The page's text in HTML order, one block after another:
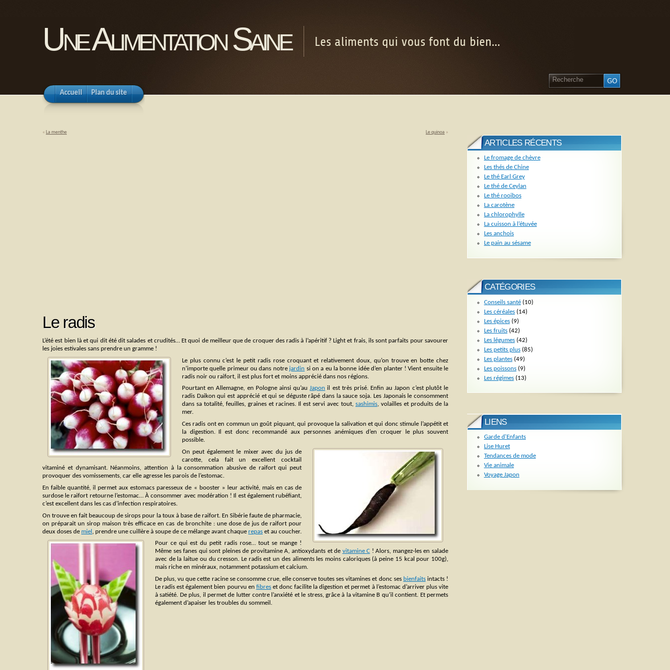
Une Alimentation Saine Les aliments qui vous font du bien…
Accueil Plan du site
« La menthe Le quinoa »
Le radis
L’été est bien là et qui dit été dit salades et crudités… Et quoi de meilleur que de croquer des radis à l’apéritif ? Light et frais, ils sont parfaits pour savourer
les joies estivales sans prendre un gramme !
Le plus connu c’est le petit radis rose croquant et relativement doux, qu’on trouve en botte chez
n’importe quelle primeur ou dans notre jardin si on a eu la bonne idée d’en planter ! Vient ensuite le
radis noir ou raifort, il est plus fort et moins apprécié dans nos régions.
Pourtant en Allemagne, en Pologne ainsi qu’auJapon il est très prisé. Enfin au Japon c’est plutôt le
radis Daikon qui est apprécié et qui se déguste râpé dans la sauce soja. Les Japonais le consomment
dans sa totalité, feuilles, graines et racines. Il est servi avec tout, sashimis, volailles et produits de la
mer.
Ces radis ont en commun un goût piquant, qui provoque la salivation et qui donc stimule l’appétit et
la digestion. Il est donc recommandé aux personnes anémiques d’en croquer le plus souvent
possible.
On peut également le mixer avec du jus de
carotte, cela fait un excellent cocktail
vitaminé et dynamisant. Néanmoins, attention à la consommation abusive de raifort qui peut
provoquer des vomissements, car elle agresse les parois de l’estomac.
En faible quantité, il permet aux estomacs paresseux de « booster » leur activité, mais en cas de
surdose le raifort retourne l’estomac… À consommer avec modération ! Il est également rubéfiant,
c’est excellent dans les cas d’infection respiratoires.
On trouve en fait beaucoup de sirops pour la toux à base de raifort. En Sibérie faute de pharmacie,
on préparait un sirop maison très efficace en cas de bronchite : une dose de jus de raifort pour
deux doses de miel , prendre une cuillère à soupe de ce mélange avant chaque repas et au coucher.
Pour ce qui est du petit radis rose… tout se mange !
Même ses fanes qui sont pleines de provitamine A, antioxydants et de vitamine C ! Alors, mangez-les en salade
avec de la laitue ou du cresson. Le radis est un des aliments les moins caloriques (à peine 15 kcal pour 100g),
mais riche en minéraux, notamment potassium et calcium.
De plus, vu que cette racine se consomme crue, elle conserve toutes ses vitamines et donc ses bienfaitsintacts !
Le radis est également bien pourvu en fibreset donc facilite la digestion et permet à l’estomac d’arriver plus vite
à satiété. De plus, il permet de lutter contre l’anxiété et le stress, grâce à la vitamine B qu’il contient. Et permets
également d’apaiser les troubles du sommeil.
ARTICLES RÉCENTS
Le fromage de chèvre
Les thés de Chine
Le thé Earl Grey
Le thé de Ceylan
Le thé rooibos
La carotène
La chlorophylle
La cuisson à l’étuvée
Les anchois
Le pain au sésame
CATÉGORIES
Conseils santé(10)
Les céréales(14)
Les épices(9)
Les fruits(42)
Les légumes(42)
Les petits plus(85)
Les plantes(49)
Les poissons(9)
Les régimes(13)
LIENS
Garde d'Enfants
Lise Huret
Tendances de mode
Vie animale
Voyage Japon